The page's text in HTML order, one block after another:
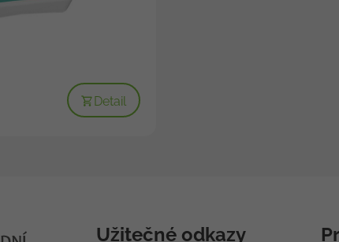
Detail
Užitečné odkazy